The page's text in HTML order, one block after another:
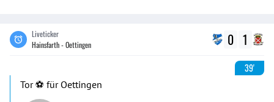
Liveticker
Hainsfarth - Oettingen
0 1
39'
Tor ⚽️ für Oettingen